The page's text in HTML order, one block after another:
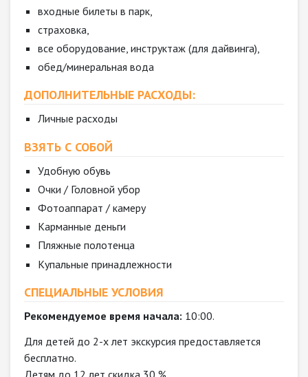
входные билеты в парк,
страховка,
все оборудование, инструктаж (для дайвинга),
обед/минеральная вода
ДОПОЛНИТЕЛЬНЫЕ РАСХОДЫ:
Личные расходы
ВЗЯТЬ С СОБОЙ
Удобную обувь
Очки / Головной убор
Фотоаппарат / камеру
Карманные деньги
Пляжные полотенца
Купальные принадлежности
СПЕЦИАЛЬНЫЕ УСЛОВИЯ
Рекомендуемое время начала: 10:00.
Для детей до 2-х лет экскурсия предоставляется
бесплатно.
Детям до 12 лет скидка 30 %.